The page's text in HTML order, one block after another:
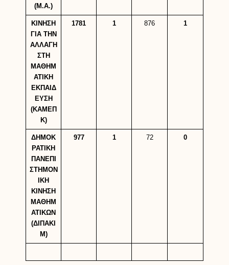
(Μ.Α.)
ΚΙΝΗΣΗ
ΓΙΑ ΤΗΝ
ΑΛΛΑΓΗ
ΣΤΗ
ΜΑΘΗΜ
ΑΤΙΚΗ
ΕΚΠΑΙΔ
ΕΥΣΗ
(ΚΑΜΕΠ
Κ)
1781 1 876 1
ΔΗΜΟΚ
ΡΑΤΙΚΗ
ΠΑΝΕΠΙ
ΣΤΗΜΟΝ
ΙΚΗ
ΚΙΝΗΣΗ
ΜΑΘΗΜ
ΑΤΙΚΩΝ
(ΔΙΠΑΚΙ
Μ)
977 1 72 0